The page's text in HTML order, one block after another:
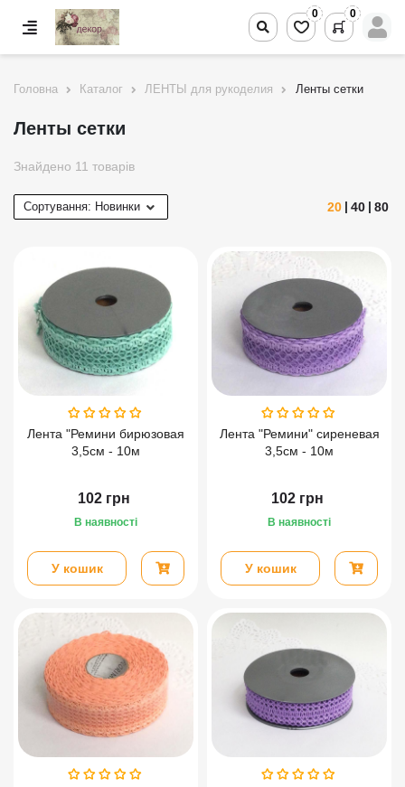
0 0
Головна Каталог ЛЕНТЫ для рукоделия Ленты сетки
Ленты сетки
Знайдено 11 товарів
Сортування: Новинки 20 40 80
Лента "Ремини бирюзовая
3,5см - 10м
102 грн
В наявності
У кошик
Лента "Ремини" сиреневая
3,5см - 10м
102 грн
В наявності
У кошик